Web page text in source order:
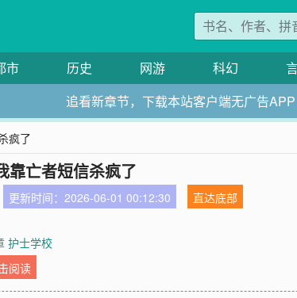
市 历史 网游 科幻
追看新章节，下载本站客户端无广告APP
疯了
靠亡者短信杀疯了
更新时间：2026-06-01 00:12:30
直达底部
护士学校
阅读